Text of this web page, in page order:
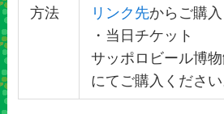
方法
リンク先からご購入
・当日チケット
サッポロビール博
にてご購入ください